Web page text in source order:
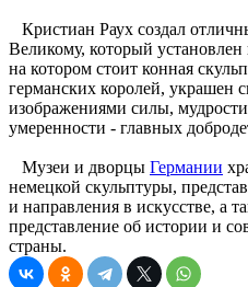
Кристиан Раух создал
Великому, который установлен
на котором стоит конная
германских королей, украшен
изображениями силы,
умеренности - главных
Музеи и дворцы Германии
немецкой скульптуры,
и направления в искусстве, а
представление об истории и
страны.